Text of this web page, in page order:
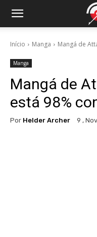
Início Manga Mangá de
Manga
Mangá de
está 98%
Por Helder Archer 9 ,